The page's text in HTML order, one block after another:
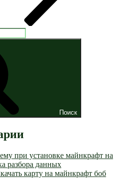
Поиск
при установке майнкрафт на
разбора данных
карту на майнкрафт боб